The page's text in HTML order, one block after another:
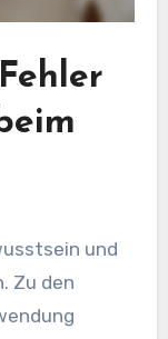
und
Zu den